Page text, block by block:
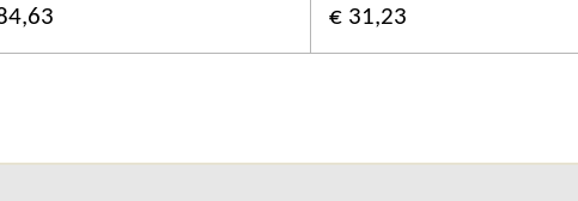
€ 31,23